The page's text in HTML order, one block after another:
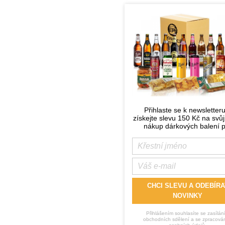
Přihlaste se k
získejte slevu 150 Kč na
nákup dárkových balení
CHCI SLEVU A
NOVINKY
Přihlášením souhlasíte se
obchodních sdělení a se